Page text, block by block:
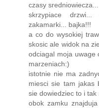
czasy sredniowiecza...
skrzypiace
zakamarki... bajka!!!
a co do wysokiej
skosic ale widok na
odciagal moja uwage
marzeniach:)
istotnie nie ma
miesci sie tam jakas
sie dowiedziec to i tak
obok zamku